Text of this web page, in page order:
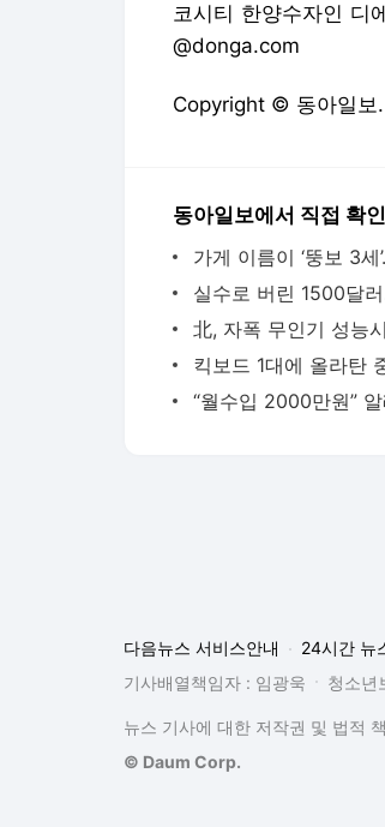
코시티 한양수자인 디
@donga.com
Copyright © 동아일보
동아일보에서 직접 확
다음뉴스 서비스안내 24시간 뉴
기사배열책임자 : 임광욱
청소년
뉴스 기사에 대한 저작권 및 법적
© Daum Corp.